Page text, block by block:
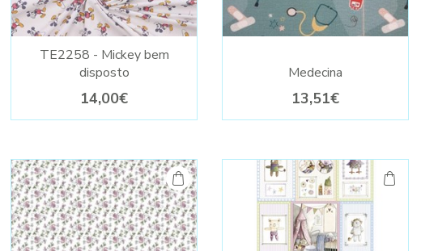
TE2258 - Mickey bem
disposto
14,00€
Medecina
13,51€